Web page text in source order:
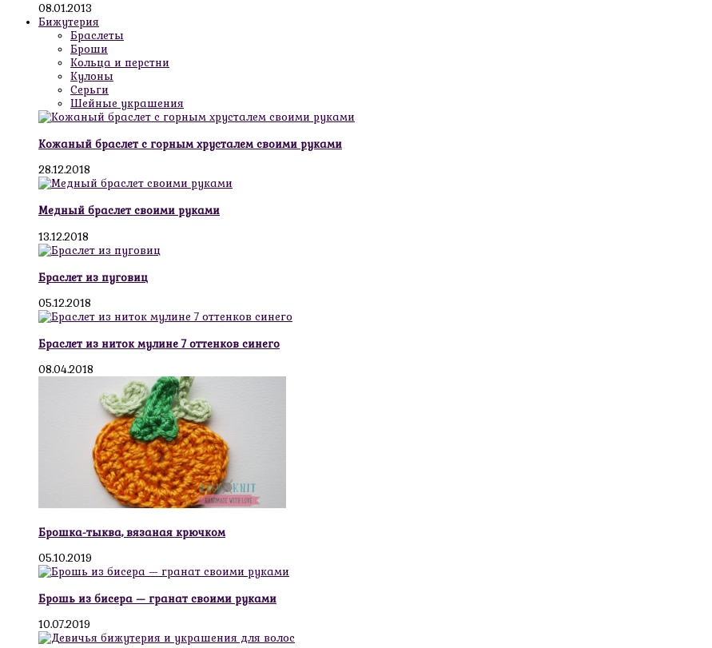
08.01.2013
Бижутерия
Браслеты
Броши
Кольца и перстни
Кулоны
Серьги
Шейные украшения
Кожаный браслет с горным хрусталем своими руками
28.12.2018
Медный браслет своими руками
13.12.2018
Браслет из пуговиц
05.12.2018
Браслет из ниток мулине 7 оттенков синего
08.04.2018
Брошка-тыква, вязаная крючком
05.10.2019
Брошь из бисера — гранат своими руками
10.07.2019